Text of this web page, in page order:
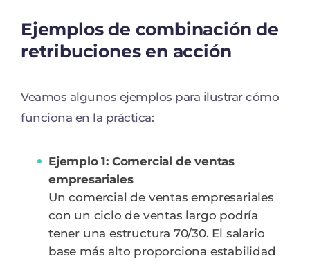
Ejemplos de combinación de
retribuciones en acción
Veamos algunos ejemplos para ilustrar cómo
funciona en la práctica:
Ejemplo 1: Comercial de ventas
empresariales
Un comercial de ventas empresariales
con un ciclo de ventas largo podría
tener una estructura 70/30. El salario
base más alto proporciona estabilidad